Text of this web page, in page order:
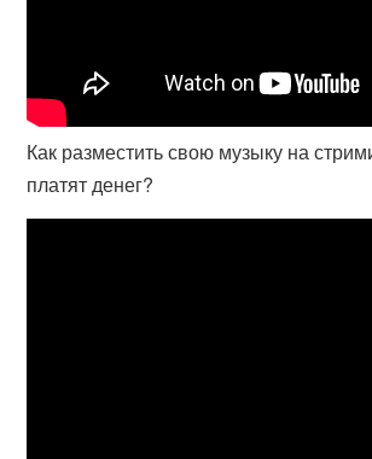
Как разместить свою музыку на
платят денег?